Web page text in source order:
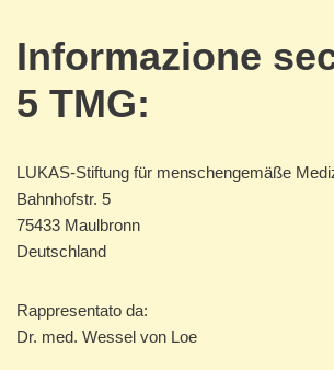
Informazione
5 TMG:
LUKAS-Stiftung für menschengemäße
Bahnhofstr. 5
75433 Maulbronn
Deutschland
Rappresentato da:
Dr. med. Wessel von Loe